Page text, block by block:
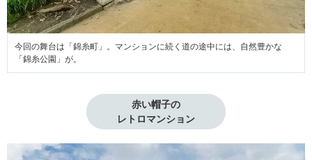
今回の舞台は「錦糸町」。マンションに続く道の途中には、自然豊かな
「錦糸公園」が。
赤い帽子の
レトロマンション